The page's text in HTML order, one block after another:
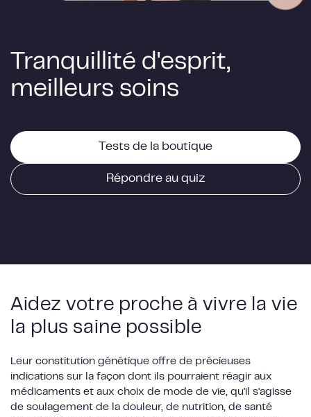
Tranquillité d'esprit,
meilleurs soins
Tests de la boutique
Répondre au quiz
Aidez votre proche à vivre la vie
la plus saine possible
Leur constitution génétique offre de précieuses
indications sur la façon dont ils pourraient réagir aux
médicaments et aux choix de mode de vie, qu'il s'agisse
de soulagement de la douleur, de nutrition, de santé